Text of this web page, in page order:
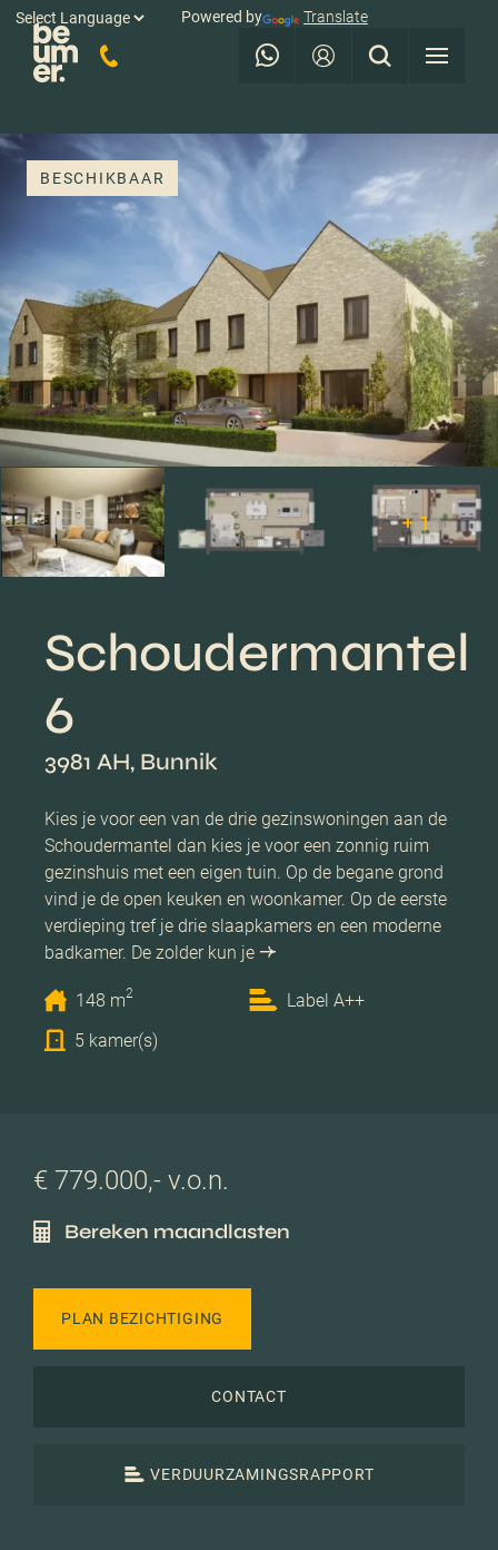
Powered by Translate
BESCHIKBAAR
+ 1
Schoudermantel
6
3981 AH, Bunnik
Kies je voor een van de drie gezinswoningen aan de
Schoudermantel dan kies je voor een zonnig ruim
gezinshuis met een eigen tuin. Op de begane grond
vind je de open keuken en woonkamer. Op de eerste
verdieping tref je drie slaapkamers en een moderne
badkamer. De zolder kun je
148 m2
Label A++
5 kamer(s)
€ 779.000,- v.o.n.
Bereken maandlasten
PLAN BEZICHTIGING
CONTACT
VERDUURZAMINGSRAPPORT